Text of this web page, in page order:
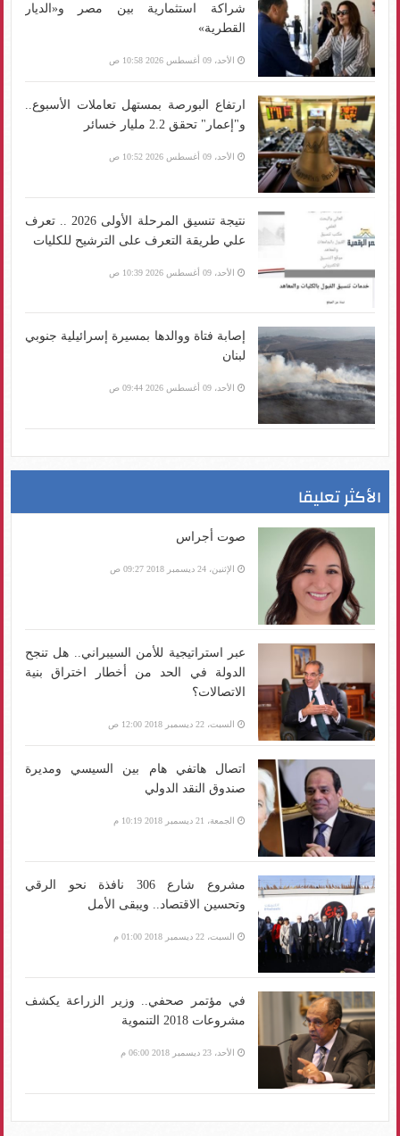
شراكة استثمارية بين مصر و«الديار
القطرية»
الأحد، 09 أغسطس 2026 10:58 ص
ارتفاع البورصة بمستهل تعاملات الأسبوع..
و"إعمار" تحقق 2.2 مليار خسائر
الأحد، 09 أغسطس 2026 10:52 ص
نتيجة تنسيق المرحلة الأولى 2026 .. تعرف
علي طريقة التعرف على الترشيح للكليات
الأحد، 09 أغسطس 2026 10:39 ص
إصابة فتاة ووالدها بمسيرة إسرائيلية جنوبي
لبنان
الأحد، 09 أغسطس 2026 09:44 ص
الأكثر تعليقا
صوت أجراس
الإثنين، 24 ديسمبر 2018 09:27 ص
عبر استراتيجية للأمن السيبراني.. هل تنجح
الدولة في الحد من أخطار اختراق بنية
الاتصالات؟
السبت، 22 ديسمبر 2018 12:00 ص
اتصال هاتفي هام بين السيسي ومديرة
صندوق النقد الدولي
الجمعة، 21 ديسمبر 2018 10:19 م
مشروع شارع 306 نافذة نحو الرقي
وتحسين الاقتصاد.. ويبقى الأمل
السبت، 22 ديسمبر 2018 01:00 م
في مؤتمر صحفي.. وزير الزراعة يكشف
مشروعات 2018 التنموية
الأحد، 23 ديسمبر 2018 06:00 م